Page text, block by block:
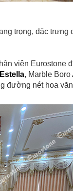
trọng, đặc trưng
viên Eurostone
, Marble
đường nét hoa